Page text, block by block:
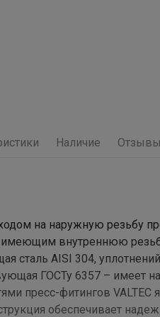
Наличие Отзывы
на наружную резьбу
внутреннюю
сталь AISI 304,
ГОСТу 6357 – имеет
пресс-фитингов VALTEC
обеспечивает